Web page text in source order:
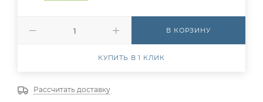
В КОРЗИНУ
КУПИТЬ В 1 КЛИК
Рассчитать доставку